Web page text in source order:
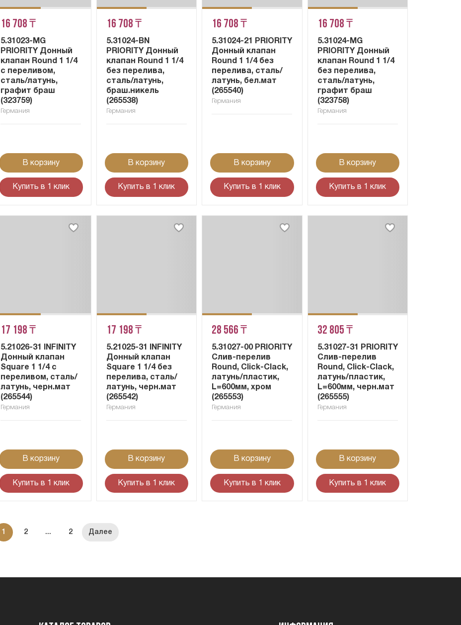
16 708 ₸
5.31023-MG
PRIORITY Донный
клапан Round 1 1/4
с переливом,
сталь/латунь,
графит браш
(323759)
Германия
В корзину
Купить в 1 клик
16 708 ₸
5.31024-BN
PRIORITY Донный
клапан Round 1 1/4
без перелива,
сталь/латунь,
браш.никель
(265538)
Германия
В корзину
Купить в 1 клик
16 708 ₸
5.31024-21 PRIORITY
Донный клапан
Round 1 1/4 без
перелива, сталь/
латунь, бел.мат
(265540)
Германия
В корзину
Купить в 1 клик
16 708 ₸
5.31024-MG
PRIORITY Донный
клапан Round 1 1/4
без перелива,
сталь/латунь,
графит браш
(323758)
Германия
В корзину
Купить в 1 клик
17 198 ₸
5.21026-31 INFINITY
Донный клапан
Square 1 1/4 с
переливом, сталь/
латунь, черн.мат
(265544)
Германия
В корзину
Купить в 1 клик
17 198 ₸
5.21025-31 INFINITY
Донный клапан
Square 1 1/4 без
перелива, сталь/
латунь, черн.мат
(265542)
Германия
В корзину
Купить в 1 клик
28 566 ₸
5.31027-00 PRIORITY
Слив-перелив
Round, Click-Clack,
латунь/пластик,
L=600мм, хром
(265553)
Германия
В корзину
Купить в 1 клик
32 805 ₸
5.31027-31 PRIORITY
Слив-перелив
Round, Click-Clack,
латунь/пластик,
L=600мм, черн.мат
(265555)
Германия
В корзину
Купить в 1 клик
1 2 ... 2